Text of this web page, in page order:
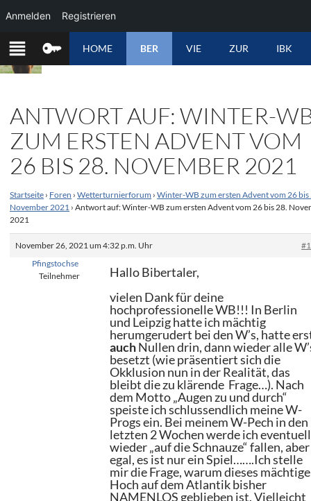
ZUM
INHALT
SPRINGEN
HOME BER VIE ZUR IBK
ANTWORT AUF: WINTER-
ZUM ERSTEN ADVENT VOM
26 BIS 28. NOVEMBER 2021
Startseite › Foren › Wetterturnierforum › Winter-WB zum ersten Advent vom 26 bis
November 2021 › Antwort auf: Winter-WB zum ersten Advent vom 26 bis 28.
2021
November 26, 2021 um 4:32 p.m. Uhr
Pfingstochse
Teilnehmer
Hallo Bibertaler,
vielen Dank für deine
hochprofessionelle WB!!! In Berlin
und Leipzig hatte ich mächtig
herumgerudert bei den W’s, hatte
auchNullen drin, dann wieder alle
besetzt (wie präsentiert sich die
Okklusion nun in der Realität, das
bleibt die zu klärende Frage…). Nach
dem Motto „Augen zu und durch“
speiste ich schlussendlich meine W-
Progs ein. Bei meinem W-Pech in den
letzten 2 Wochen werde ich eventuell
wieder „auf die Schnauze“ fallen, aber
egal, es ist nur ein Spiel…….Ich stelle
mir die Frage, warum dieses mächtige
Hoch auf dem Atlantik bisher
NAMENLOS geblieben ist. Vielleicht
Anmelden Registrieren